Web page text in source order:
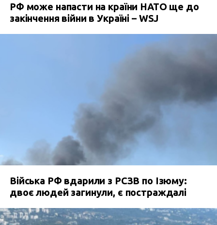
РФ може напасти на країни НАТО ще до
закінчення війни в Україні – WSJ
Війська РФ вдарили з РСЗВ по Ізюму:
двоє людей загинули, є постраждалі